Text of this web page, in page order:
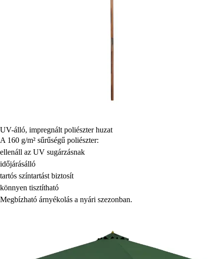
UV-álló, impregnált poliészter huzat
A 160 g/m² sűrűségű poliészter:
ellenáll az UV sugárzásnak
időjárásálló
tartós színtartást biztosít
könnyen tisztítható
Megbízható árnyékolás a nyári szezonban.